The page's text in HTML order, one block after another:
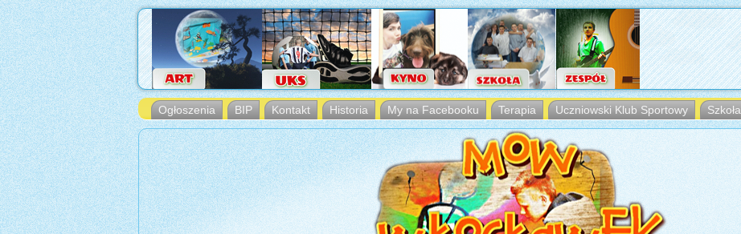
Ogłoszenia BIP Kontakt Historia My na Facebooku Terapia Uczniowski Klub Sportowy Szkoła